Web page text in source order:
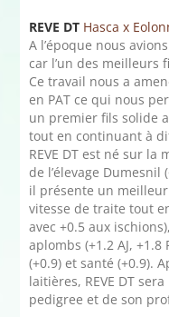
REVE DT Hasca x
A l’époque nous
car l’un des meilleurs
Ce travail nous a
en PAT ce qui nous
un premier fils solide
tout en continuant à
REVE DT est né sur la
de l’élevage
il présente un
vitesse de traite tout
avec +0.5 aux
aplombs (+1.2 AJ,
(+0.9) et santé (+0.9).
laitières, REVE DT
pedigree et de son